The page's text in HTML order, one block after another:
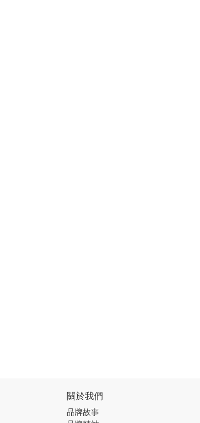
關於我們
品牌故事